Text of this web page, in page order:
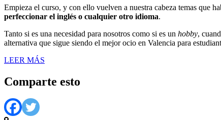
Empieza el curso, y con ello vuelven a nuestra cabeza temas que
perfeccionar el inglés o cualquier otro idioma.
Tanto si es una necesidad para nosotros como si es un hobby,
alternativa que sigue siendo el mejor ocio en Valencia para
LEER MÁS
Comparte esto